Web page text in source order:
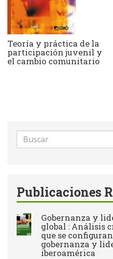
Teoría y práctica de la
participación juvenil y
el cambio comunitario
Formulario
de
Publicaciones
Gobernanza y
global : Análisis
que se
gobernanza y
iberoamérica